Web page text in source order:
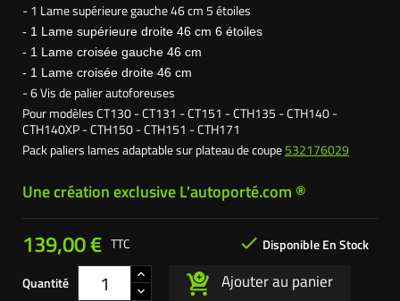
- 1 Lame supérieure gauche 46 cm 5 étoiles
- 1 Lame supérieure droite 46 cm 6 étoiles
- 1 Lame croisée gauche 46 cm
- 1 Lame croisée droite 46 cm
- 6 Vis de palier autoforeuses
Pour modèles CT130 - CT131 - CT151 - CTH135 - CTH140 -
CTH140XP - CTH150 - CTH151 - CTH171
Pack paliers lames adaptable sur plateau de coupe532176029
Une création exclusive L'autoporté.com ®
139,00 €  Disponible En Stock
TTC
Quantité Ajouter au panier